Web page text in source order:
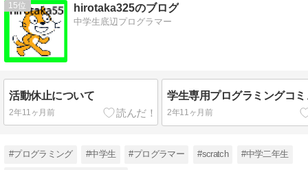
15 hirotaka325のブログ
中学生底辺プログラマー
活動休止について
2年11ヶ月前
学生専用プログラミングコ
2年11ヶ月前
#プログラミング #中学生 #プログラマー #scratch #中学二年生